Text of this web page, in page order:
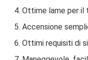
Ottime lame per il
Accensione
Ottimi requisiti di